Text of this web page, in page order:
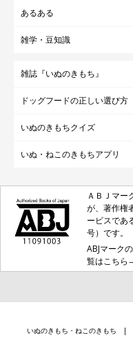
あるある
雑学・豆知識
雑誌『いぬのきもち』
ドッグフードの正しい選び方
いぬのきもちクイズ
いぬ・ねこのきもちアプリ
ＡＢＪマー
が、著作権
ービスであ
号）です。
ABJマーク
覧はこちら
いぬのきもち・ねこのきもち